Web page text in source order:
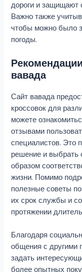
дороги и защищают
Важно также
чтобы можно было
погоды.
вавада
Сайт вавада
кроссовок для
можете
отзывами
специалистов. Это
решение и выбрать
образом
жизни. Помимо
полезные советы
их срок службы и
протяжении
Благодаря
общения с другими
задать
более опытных